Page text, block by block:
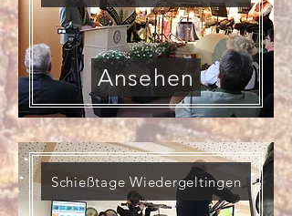
Ansehen
Schießtage Wiedergeltingen